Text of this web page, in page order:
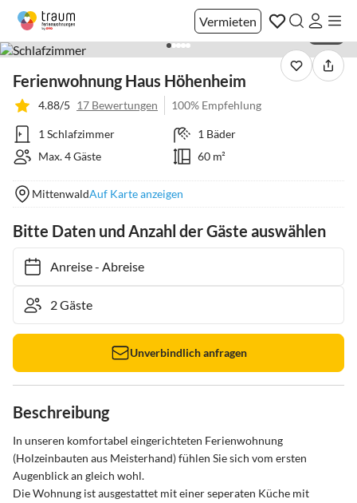
Vermieten
Ferienwohnung Haus Höhenheim
4.88/5 17 Bewertungen 100% Empfehlung
1 Schlafzimmer
1 Bäder
Max. 4 Gäste
60 m²
MittenwaldAuf Karte anzeigen
Bitte Daten und Anzahl der Gäste auswählen
Anreise- Abreise
Unverbindlich anfragen
Beschreibung
In unseren komfortabel eingerichteten Ferienwohnung
(Holzeinbauten aus Meisterhand) fühlen Sie sich vom ersten
Augenblick an gleich wohl.
Die Wohnung ist ausgestattet mit einer seperaten Küche mit